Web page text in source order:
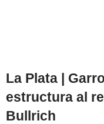
La Plata |
estructura al
Bullrich